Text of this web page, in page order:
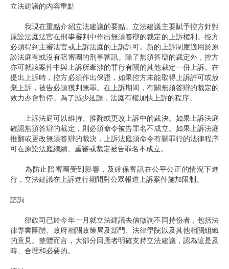
立法建議的內容重點
我現在重點介紹立法建議的要點。立法建議主要賦予控方針對
原訟法庭法官在刑事審判中作出無須答辯的裁定的上訴權利。控方
必須得到主審法官或上訴法庭的上訴許可。新的上訴制度適用於原
訟法庭有或沒有陪審團的刑事審訊。除了無須答辯的裁定外，控方
亦可就該案件中與上訴所牽涉的罪行有關的其他裁定一併上訴。在
提出上訴時，控方必須作出保證，如果控方未能取得上訴許可或放
棄上訴，被告必須獲判無罪。在上訴期間，有關無須答辯的裁定的
效力亦會暫停。為了減少延誤，法庭有權加快上訴的程序。
上訴法庭可以維持、推翻或更改上訴中的裁決。如果上訴法庭
確認無須答辯的裁定，則必須命令被告罪名不成立。如果上訴法庭
推翻或更改無須答辯的裁決，上訴法庭須命令有關罪行的法律程序
可在原訟法庭繼續、重審或裁定被告罪名不成立。
為防止陪審團受到影響，及確保審訊在公平公正的情況下進
行，立法建議在上訴進行期間對公眾報道上訴案件施加限制。
諮詢
律政司已於今年一月就立法建議去信徵詢不同持份者，包括法
律專業團體、政府相關政策局及部門、法律學院以及其他相關組織
的意見。整體而言，大部分回應者明確支持立法建議，認為這是及
時、合理和必要的。